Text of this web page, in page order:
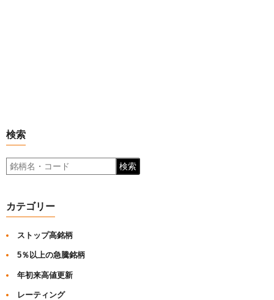
検索
検索
カテゴリー
ストップ高銘柄
5％以上の急騰銘柄
年初来高値更新
レーティング